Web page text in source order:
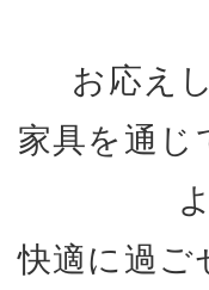
お応え
家具を通じ
快適に過ご